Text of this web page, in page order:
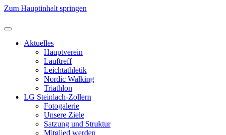
Zum Hauptinhalt springen
Aktuelles
Hauptverein
Lauftreff
Leichtathletik
Nordic Walking
Triathlon
LG Steinlach-Zollern
Fotogalerie
Unsere Ziele
Satzung und Struktur
Mitglied werden